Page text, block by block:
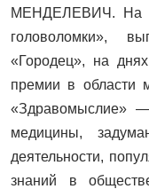
МЕНДЕЛЕВИЧ. На
головоломки»,
«Городец», на
премии в области
«Здравомыслие»
медицины,
деятельности,
знаний в